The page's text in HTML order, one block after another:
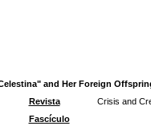
and Her Foreign
Revista
Crisis and
Fascículo